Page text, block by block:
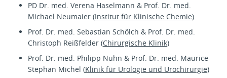
PD Dr. med. Verena Haselmann & Prof. Dr. med.
Michael Neumaier (Institut für Klinische Chemie)
Prof. Dr. med. Sebastian Schölch & Prof. Dr. med.
Christoph Reißfelder (Chirurgische Klinik)
Prof. Dr. med. Philipp Nuhn & Prof. Dr. med. Maurice
Stephan Michel (Klinik für Urologie und Urochirurgie)